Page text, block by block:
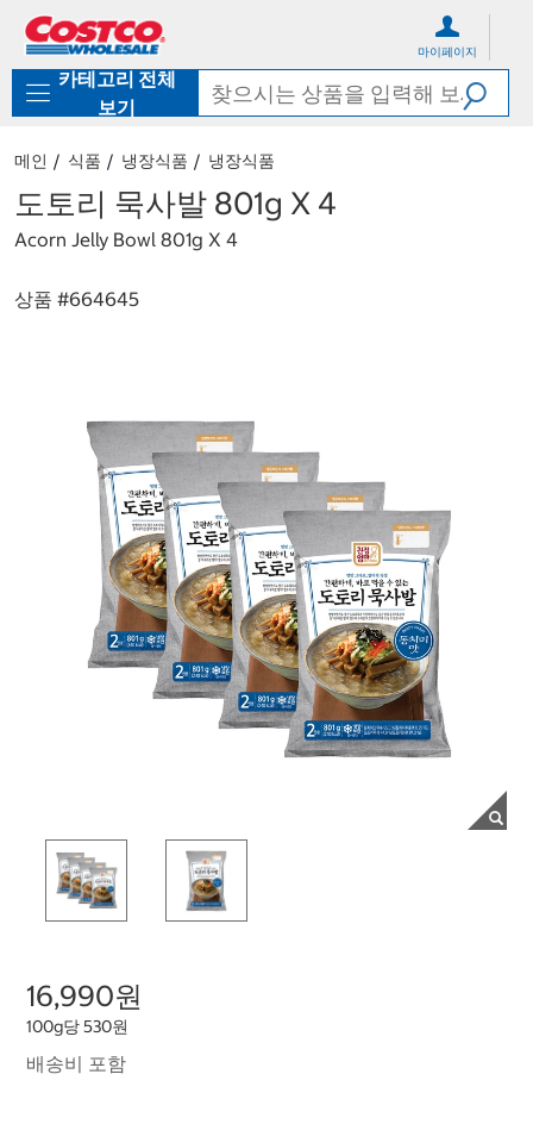
로
기
가
마이페이지
카테고리 전체
보기
메인 식품 냉장식품 냉장식품
도토리 묵사발 801g X 4
Acorn Jelly Bowl 801g X 4
상품 #664645
16,990원
100g당 530원
배송비 포함